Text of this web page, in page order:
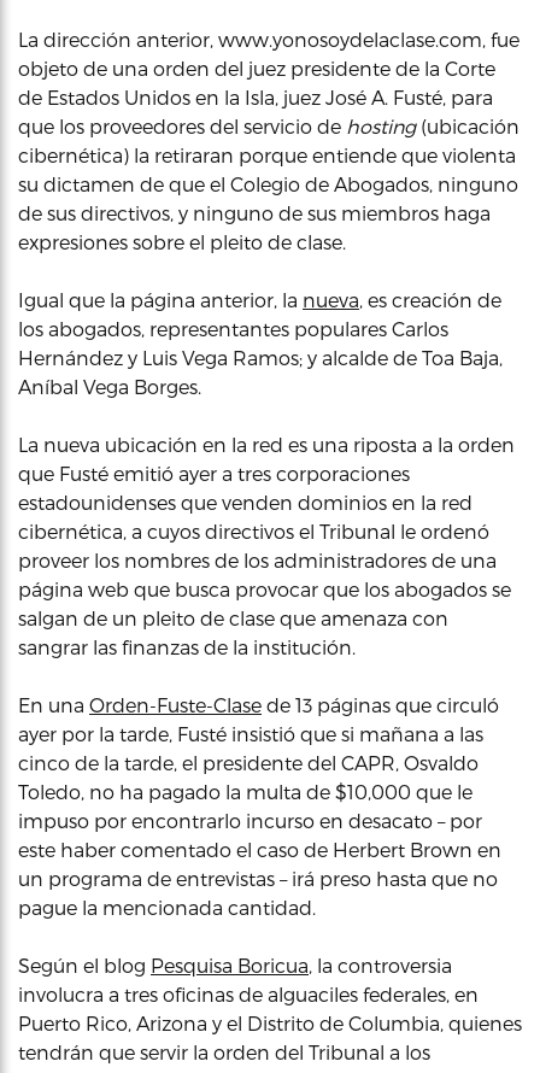
La dirección anterior, www.yonosoydelaclase.com, fue
objeto de una orden del juez presidente de la Corte
de Estados Unidos en la Isla, juez José A. Fusté, para
que los proveedores del servicio de hosting(ubicación
cibernética) la retiraran porque entiende que violenta
su dictamen de que el Colegio de Abogados, ninguno
de sus directivos, y ninguno de sus miembros haga
expresiones sobre el pleito de clase.
Igual que la página anterior, la nueva , es creación de
los abogados, representantes populares Carlos
Hernández y Luis Vega Ramos; y alcalde de Toa Baja,
Aníbal Vega Borges.
La nueva ubicación en la red es una riposta a la orden
que Fusté emitió ayer a tres corporaciones
estadounidenses que venden dominios en la red
cibernética, a cuyos directivos el Tribunal le ordenó
proveer los nombres de los administradores de una
página web que busca provocar que los abogados se
salgan de un pleito de clase que amenaza con
sangrar las finanzas de la institución.
En una Orden-Fuste-Clase de 13 páginas que circuló
ayer por la tarde, Fusté insistió que si mañana a las
cinco de la tarde, el presidente del CAPR, Osvaldo
Toledo, no ha pagado la multa de $10,000 que le
impuso por encontrarlo incurso en desacato – por
este haber comentado el caso de Herbert Brown en
un programa de entrevistas – irá preso hasta que no
pague la mencionada cantidad.
Según el blog Pesquisa Boricua , la controversia
involucra a tres oficinas de alguaciles federales, en
Puerto Rico, Arizona y el Distrito de Columbia, quienes
tendrán que servir la orden del Tribunal a los